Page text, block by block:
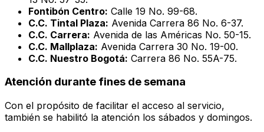
Fontibón Centro: Calle 19 No. 99-68.
C.C. Tintal Plaza: Avenida Carrera 86 No. 6-37.
C.C. Carrera: Avenida de las Américas No. 50-15.
C.C. Mallplaza: Avenida Carrera 30 No. 19-00.
C.C. Nuestro Bogotá: Carrera 86 No. 55A-75.
Atención durante fines de semana
Con el propósito de facilitar el acceso al servicio,
también se habilitó la atención los sábados y domingos.